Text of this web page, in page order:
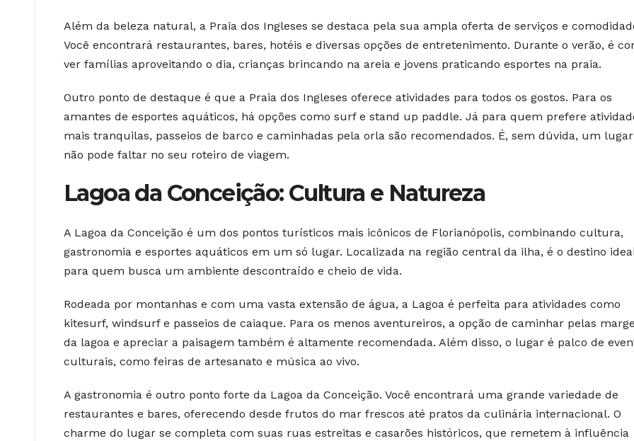
Além da beleza natural, a Praia dos Ingleses se destaca pela sua ampla oferta de serviços e
Você encontrará restaurantes, bares, hotéis e diversas opções de entretenimento. Durante o verão, é
ver famílias aproveitando o dia, crianças brincando na areia e jovens praticando esportes na praia.
Outro ponto de destaque é que a Praia dos Ingleses oferece atividades para todos os gostos. Para os
amantes de esportes aquáticos, há opções como surf e stand up paddle. Já para quem prefere
mais tranquilas, passeios de barco e caminhadas pela orla são recomendados. É, sem dúvida, um
não pode faltar no seu roteiro de viagem.
Lagoa da Conceição: Cultura e Natureza
A Lagoa da Conceição é um dos pontos turísticos mais icônicos de Florianópolis, combinando cultura,
gastronomia e esportes aquáticos em um só lugar. Localizada na região central da ilha, é o destino
para quem busca um ambiente descontraído e cheio de vida.
Rodeada por montanhas e com uma vasta extensão de água, a Lagoa é perfeita para atividades como
kitesurf, windsurf e passeios de caiaque. Para os menos aventureiros, a opção de caminhar pelas
da lagoa e apreciar a paisagem também é altamente recomendada. Além disso, o lugar é palco de
culturais, como feiras de artesanato e música ao vivo.
A gastronomia é outro ponto forte da Lagoa da Conceição. Você encontrará uma grande variedade de
restaurantes e bares, oferecendo desde frutos do mar frescos até pratos da culinária internacional. O
charme do lugar se completa com suas ruas estreitas e casarões históricos, que remetem à influência